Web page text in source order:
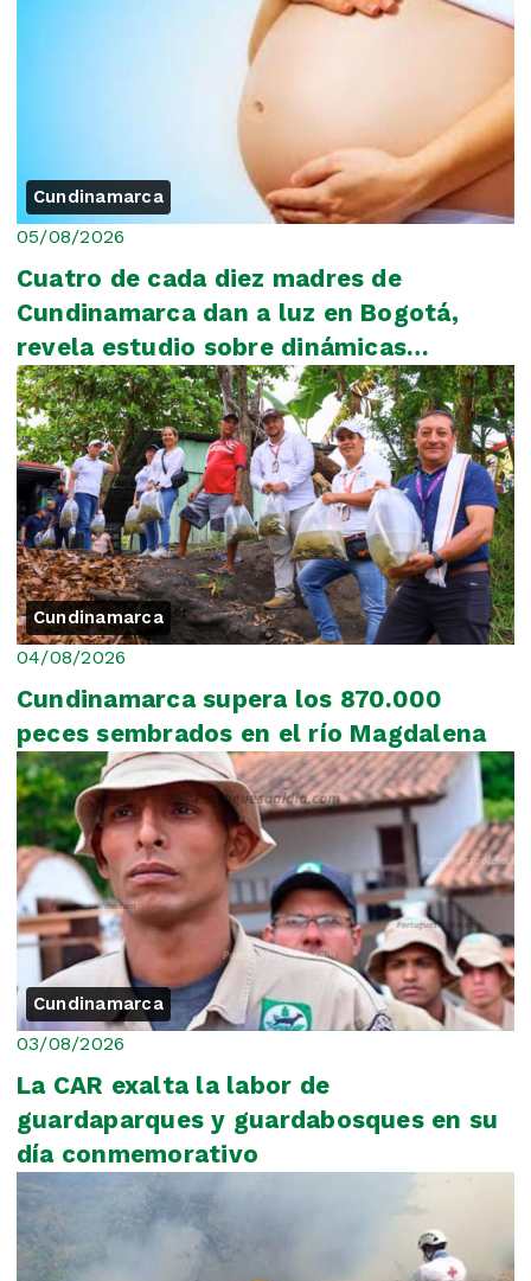
Cundinamarca
05/08/2026
Cuatro de cada diez madres de
Cundinamarca dan a luz en Bogotá,
revela estudio sobre dinámicas
regionales
Cundinamarca
04/08/2026
Cundinamarca supera los 870.000
peces sembrados en el río Magdalena
Cundinamarca
03/08/2026
La CAR exalta la labor de
guardaparques y guardabosques en su
día conmemorativo